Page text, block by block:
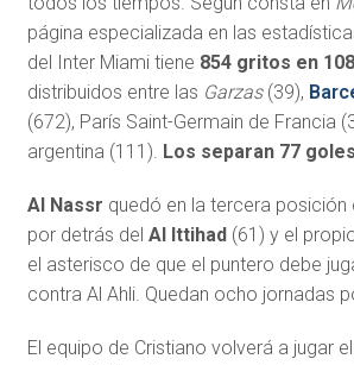
página especializada en las
del Inter Miami tiene 854 gritos en
distribuidos entre las Garzas(39),
(672), París Saint-Germain de Francia
argentina (111). Los separan 77 goles
Al Nassr quedó en la tercera posición
por detrás del Al Ittihad (61) y el
el asterisco de que el puntero debe
contra Al Ahli. Quedan ocho jornadas
El equipo de Cristiano volverá a jugar